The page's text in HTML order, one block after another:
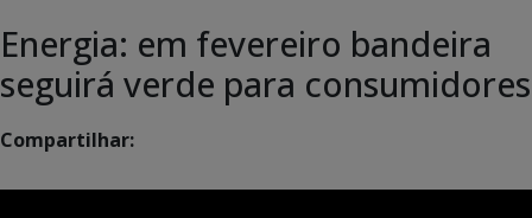
Energia: em fevereiro bandeira
seguirá verde para consumidores
Compartilhar: